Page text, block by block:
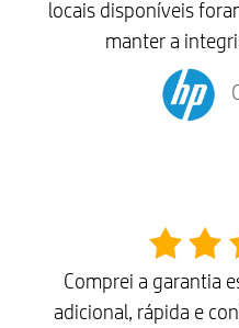
locais disponíveis
manter a
Comprei a garantia
adicional, rápida e